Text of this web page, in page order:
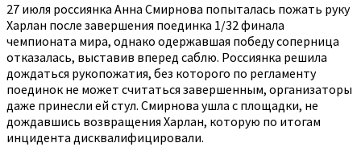
27 июля россиянка Анна Смирнова попыталась пожать руку
Харлан после завершения поединка 1/32 финала
чемпионата мира, однако одержавшая победу соперница
отказалась, выставив вперед саблю. Россиянка решила
дождаться рукопожатия, без которого по регламенту
поединок не может считаться завершенным, организаторы
даже принесли ей стул. Смирнова ушла с площадки, не
дождавшись возвращения Харлан, которую по итогам
инцидента дисквалифицировали.